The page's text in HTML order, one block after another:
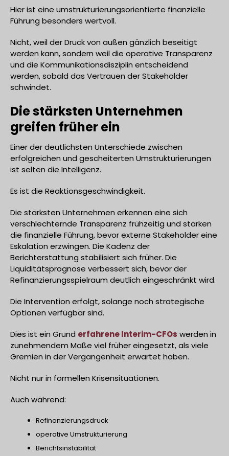
Hier ist eine umstrukturierungsorientierte finanzielle
Führung besonders wertvoll.
Nicht, weil der Druck von außen gänzlich beseitigt
werden kann, sondern weil die operative Transparenz
und die Kommunikationsdisziplin entscheidend
werden, sobald das Vertrauen der Stakeholder
schwindet.
Die stärksten Unternehmen
greifen früher ein
Einer der deutlichsten Unterschiede zwischen
erfolgreichen und gescheiterten Umstrukturierungen
ist selten die Intelligenz.
Es ist die Reaktionsgeschwindigkeit.
Die stärksten Unternehmen erkennen eine sich
verschlechternde Transparenz frühzeitig und stärken
die finanzielle Führung, bevor externe Stakeholder eine
Eskalation erzwingen. Die Kadenz der
Berichterstattung stabilisiert sich früher. Die
Liquiditätsprognose verbessert sich, bevor der
Refinanzierungsspielraum deutlich eingeschränkt wird.
Die Intervention erfolgt, solange noch strategische
Optionen verfügbar sind.
Dies ist ein Grund erfahrene Interim-CFOs werden in
zunehmendem Maße viel früher eingesetzt, als viele
Gremien in der Vergangenheit erwartet haben.
Nicht nur in formellen Krisensituationen.
Auch während:
Refinanzierungsdruck
operative Umstrukturierung
Berichtsinstabilität